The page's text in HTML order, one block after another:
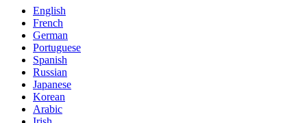
English
French
German
Portuguese
Spanish
Russian
Japanese
Korean
Arabic